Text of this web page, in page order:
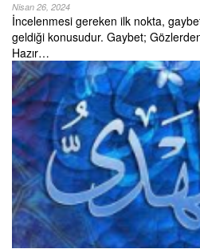
Nisan 26, 2024
İncelenmesi gereken ilk nokta,
geldiği konusudur. Gaybet;
Hazır…